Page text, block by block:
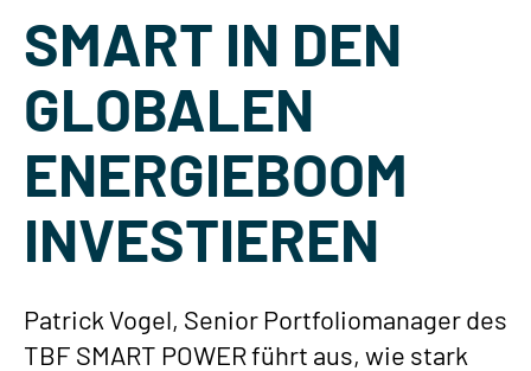
SMART IN DEN
GLOBALEN
ENERGIEBOOM
INVESTIEREN
Patrick Vogel, Senior Portfoliomanager des
TBF SMART POWER führt aus, wie stark